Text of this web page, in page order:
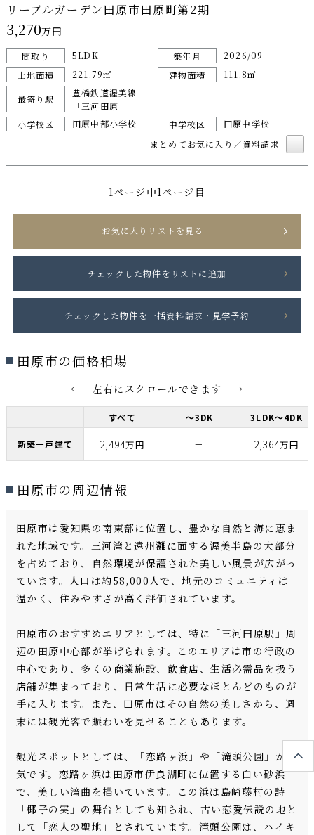
リーブルガーデン田原市田原町第2期
3,270万円
間取り 5LDK 築年月
2026/09
土地面積
221.79㎡ 建物面積 111.8㎡
最寄り駅
豊橋鉄道渥美線
「三河田原」
小学校区
田原中部小学校 中学校区
田原中学校
まとめてお気に入り／資料請求
1ページ中1ページ目
お気に入りリストを見る
田原市の価格相場
← 左右にスクロールできます →
すべて ～3DK 3LDK～4DK
新築一戸建て 2,494万円 － 2,364万円
田原市の周辺情報
田原市は愛知県の南東部に位置し、豊かな自然と海に恵ま
れた地域です。三河湾と遠州灘に面する渥美半島の大部分
を占めており、自然環境が保護された美しい風景が広がっ
ています。人口は約58,000人で、地元のコミュニティは
温かく、住みやすさが高く評価されています。
田原市のおすすめエリアとしては、特に「三河田原駅」周
辺の田原中心部が挙げられます。このエリアは市の行政の
中心であり、多くの商業施設、飲食店、生活必需品を扱う
店舗が集まっており、日常生活に必要なほとんどのものが
手に入ります。また、田原市はその自然の美しさから、週
末には観光客で賑わいを見せることもあります。
観光スポットとしては、「恋路ヶ浜」や「滝頭公園」が人
気です。恋路ヶ浜は田原市伊良湖町に位置する白い砂浜
で、美しい湾曲を描いています。この浜は島崎藤村の詩
「椰子の実」の舞台としても知られ、古い恋愛伝説の地と
して「恋人の聖地」とされています。滝頭公園は、ハイキ